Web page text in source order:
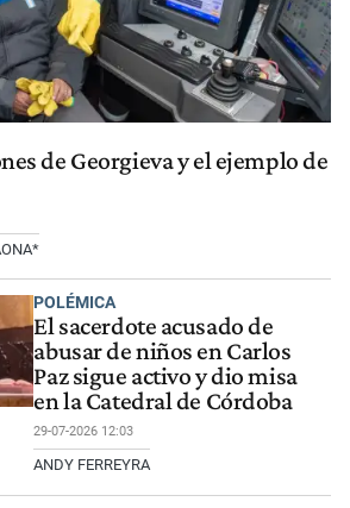
de Georgieva y el ejemplo de
POLÉMICA
El sacerdote acusado de
abusar de niños en Carlos
Paz sigue activo y dio misa
en la Catedral de Córdoba
29-07-2026 12:03
ANDY FERREYRA